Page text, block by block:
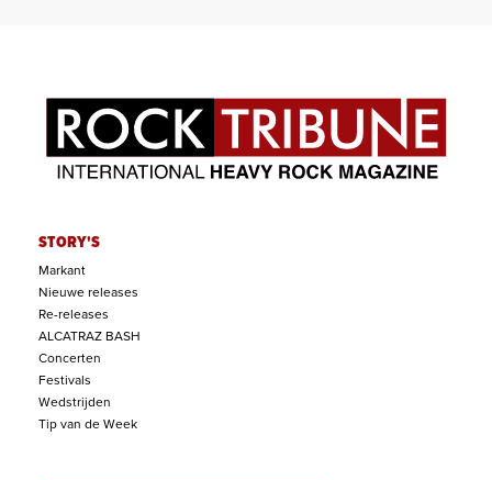
STORY'S
Markant
Nieuwe releases
Re-releases
ALCATRAZ BASH
Concerten
Festivals
Wedstrijden
Tip van de Week